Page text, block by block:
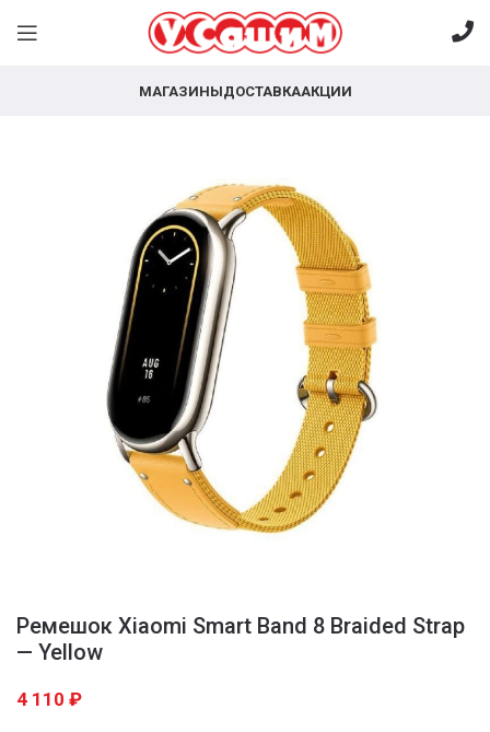
МАГАЗИНЫДОСТАВКААКЦИИ
Ремешок Xiaomi Smart Band 8 Braided Strap
— Yellow
4 110 ₽